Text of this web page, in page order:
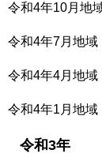
令和4年10月地
令和4年7月地域
令和4年4月地域
令和4年1月地域
令和3年